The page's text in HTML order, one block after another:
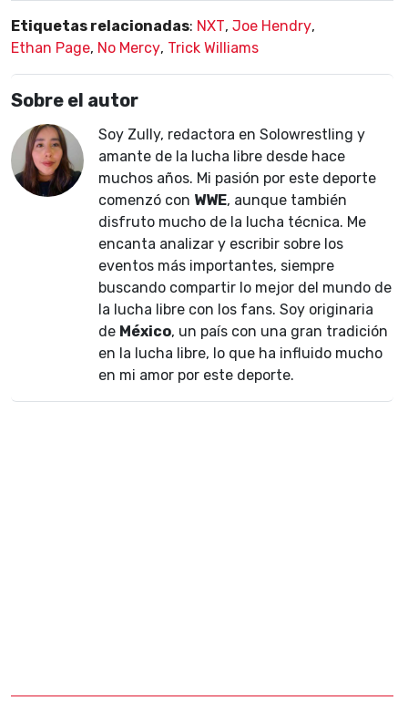
Etiquetas relacionadas: NXT, Joe Hendry,
Ethan Page, No Mercy, Trick Williams
Sobre el autor
Soy Zully, redactora en Solowrestling y
amante de la lucha libre desde hace
muchos años. Mi pasión por este deporte
comenzó con WWE, aunque también
disfruto mucho de la lucha técnica. Me
encanta analizar y escribir sobre los
eventos más importantes, siempre
buscando compartir lo mejor del mundo de
la lucha libre con los fans. Soy originaria
de México, un país con una gran tradición
en la lucha libre, lo que ha influido mucho
en mi amor por este deporte.